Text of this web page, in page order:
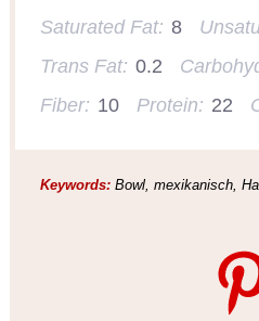
Saturated Fat: 8
Trans Fat: 0.2
Fiber: 10 Protein: 22
Keywords:Bowl, mexikanisch,